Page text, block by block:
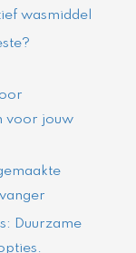
wasmiddel
voor jouw
Duurzame